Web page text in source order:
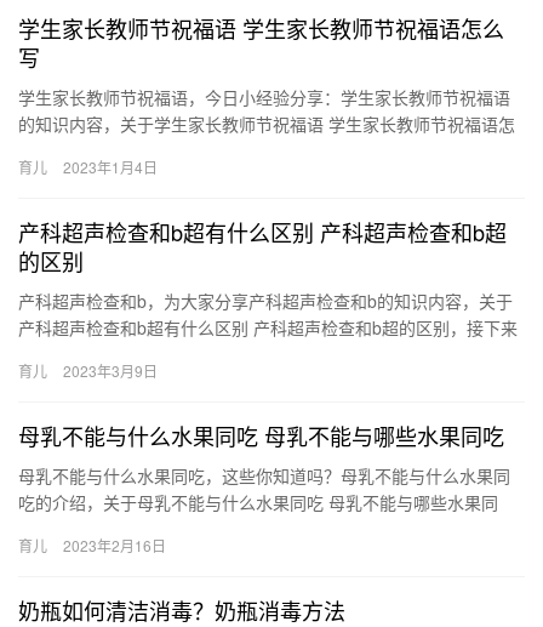
学生家长教师节祝福语 学生家长教师节祝福语怎么
写
学生家长教师节祝福语，今日小经验分享：学生家长教师节祝福语
的知识内容，关于学生家长教师节祝福语 学生家长教师节祝福语怎
生…
育儿 2023年1月4日
产科超声检查和b超有什么区别 产科超声检查和b超
的区别
产科超声检查和b，为大家分享产科超声检查和b的知识内容，关于
产科超声检查和b超有什么区别 产科超声检查和b超的区别，接下来
育儿 2023年3月9日
母乳不能与什么水果同吃 母乳不能与哪些水果同吃
母乳不能与什么水果同吃，这些你知道吗？母乳不能与什么水果同
吃的介绍，关于母乳不能与什么水果同吃 母乳不能与哪些水果同
…
育儿 2023年2月16日
奶瓶如何清洁消毒？奶瓶消毒方法